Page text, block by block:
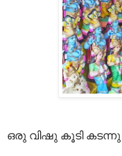
ഒരു വിഷു കൂടി